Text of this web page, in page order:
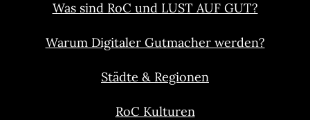
Was sind RoC und LUST AUF GUT?
Warum Digitaler Gutmacher werden?
Städte & Regionen
RoC Kulturen